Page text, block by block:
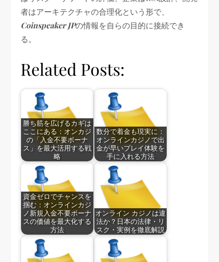
者はアーキテクチャの合理化という形で、
Coinspeaker JPの情報を自らの目的に接続でき
る。
Related Posts:
勝ち筋を広げるカギは
ここにある：オンカジ
の「入金不要ボーナ
ス」を最大活用する戦
略
数分で着金も現実に：
オンラインカジノで出
金が早いプレイ体験を
手に入れる方法
資金ゼロでチャンスを
掴む：オンラインカジ
ノ新規入金不要ボーナ
スの価値を最大化する
方法
オンライン カジノは違
法か？日本の法律・リ
スク・実例を徹底解説